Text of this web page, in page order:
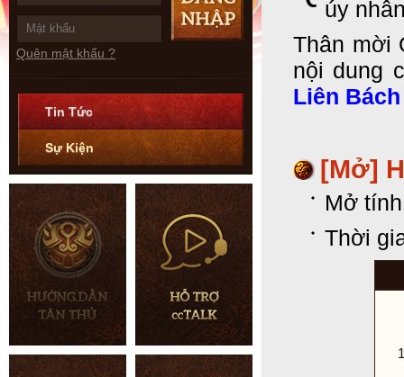
Quên mật khẩu ?
Tin Tức
Sự Kiện
úy
Thân mời
nội dung
Liên
[Mở]
Mở
Thời